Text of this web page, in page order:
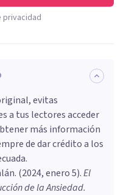
privacidad
evitas
a tus lectores acceder
más información
de dar crédito a los
. (2024, enero 5).El
de la Ansiedad.